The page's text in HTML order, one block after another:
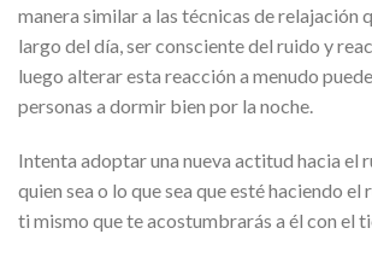
manera similar a las técnicas de relajación
largo del día, ser consciente del ruido y
luego alterar esta reacción a menudo
personas a dormir bien por la noche.
Intenta adoptar una nueva actitud hacia el
quien sea o lo que sea que esté haciendo el
ti mismo que te acostumbrarás a él con el